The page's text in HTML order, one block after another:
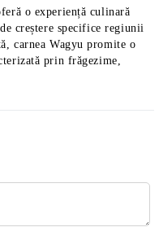
o experiență culinară
creștere specifice regiunii
carnea Wagyu promite o
prin frăgezime,